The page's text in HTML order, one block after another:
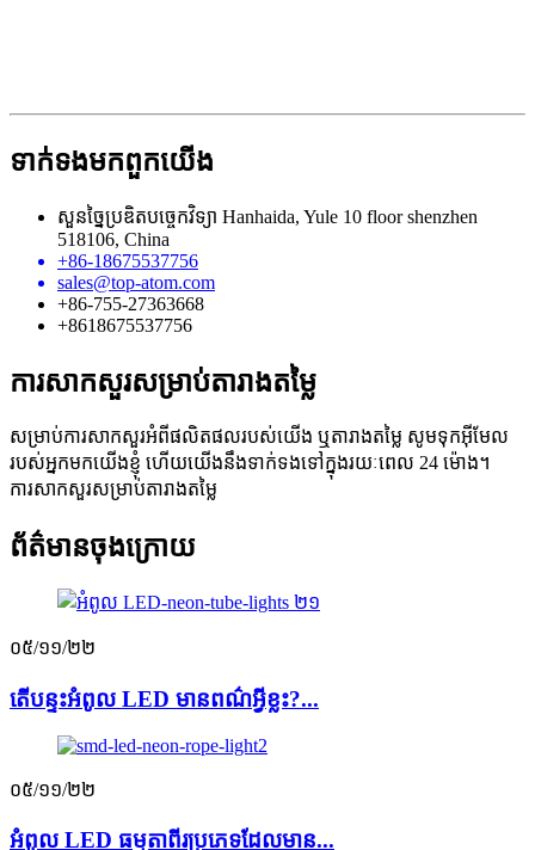
ទាក់ទង​មក​ពួក​យើង
សួនច្នៃប្រឌិតបច្ចេកវិទ្យា Hanhaida, Yule 10 floor shenzhen
518106, China
+86-18675537756
sales@top-atom.com
+86-755-27363668
+8618675537756
ការសាកសួរសម្រាប់តារាងតម្លៃ
សម្រាប់ការសាកសួរអំពីផលិតផលរបស់យើង ឬតារាងតម្លៃ សូមទុកអ៊ីមែល
របស់អ្នកមកយើងខ្ញុំ ហើយយើងនឹងទាក់ទងទៅក្នុងរយៈពេល 24 ម៉ោង។
ការសាកសួរសម្រាប់តារាងតម្លៃ
ព័ត៌មានចុងក្រោយ
០៥/១១/២២
តើបន្ទះអំពូល LED មានពណ៌អ្វីខ្លះ?...
០៥/១១/២២
អំពូល LED ធម្មតាពីរប្រភេទដែលមាន...